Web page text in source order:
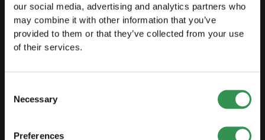
our social media, advertising and analytics partners who
may combine it with other information that you’ve
provided to them or that they’ve collected from your use
of their services.
Selection
Necessary
Preferences
Panoramica forme giuridiche
Corsi gratuiti
Blog
Costituire una Sagl